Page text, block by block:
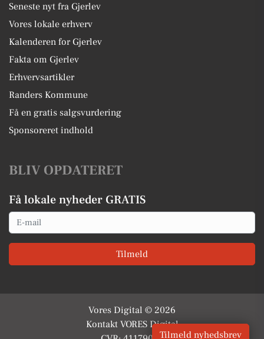
Seneste nyt fra Gjerlev
Vores lokale erhverv
Kalenderen for Gjerlev
Fakta om Gjerlev
Erhvervsartikler
Randers Kommune
Få en gratis salgsvurdering
Sponsoreret indhold
BLIV OPDATERET
Få lokale nyheder GRATIS
Email
Tilmeld
Vores Digital © 2026
Kontakt VORES Digital
Tilmeld nyhedsbrev